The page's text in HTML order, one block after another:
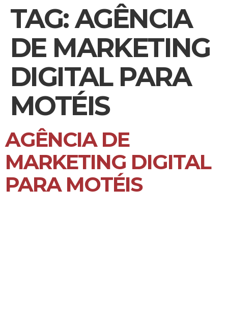
TAG:AGÊNCIA
DE MARKETING
DIGITAL PARA
MOTÉIS
AGÊNCIA DE
MARKETING DIGITAL
PARA MOTÉIS